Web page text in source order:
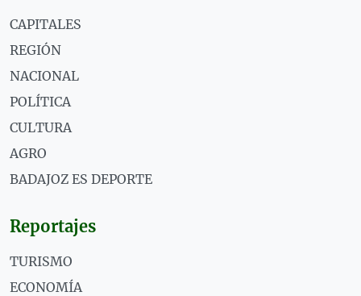
CAPITALES
REGIÓN
NACIONAL
POLÍTICA
CULTURA
AGRO
BADAJOZ ES DEPORTE
Reportajes
TURISMO
ECONOMÍA